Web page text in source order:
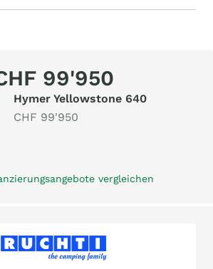
99'950
Hymer Yellowstone 640
CHF 99'950
vergleichen